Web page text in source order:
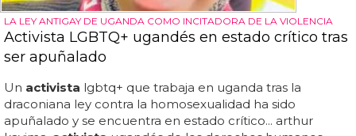
LA LEY ANTIGAY DE UGANDA COMO INCITADORA DE LA VIOLENCIA
Activista LGBTQ+ ugandés en estado crítico tras
ser apuñalado
Un activista lgbtq+ que trabaja en uganda tras la
draconiana ley contra la homosexualidad ha sido
apuñalado y se encuentra en estado crítico... arthur